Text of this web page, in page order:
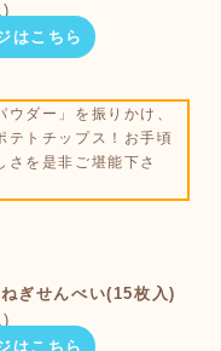
はこちら
ダー」を振りかけ、
テトチップス！お手頃
さを是非ご堪能下さ
ぎせんべい(15枚入)
はこちら